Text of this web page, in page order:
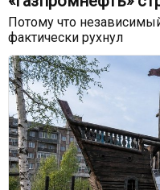
Потому что
фактически рухнул